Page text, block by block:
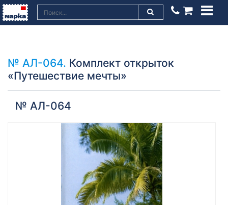
№ АЛ-064. Комплект открыток
«Путешествие мечты»
№ АЛ-064